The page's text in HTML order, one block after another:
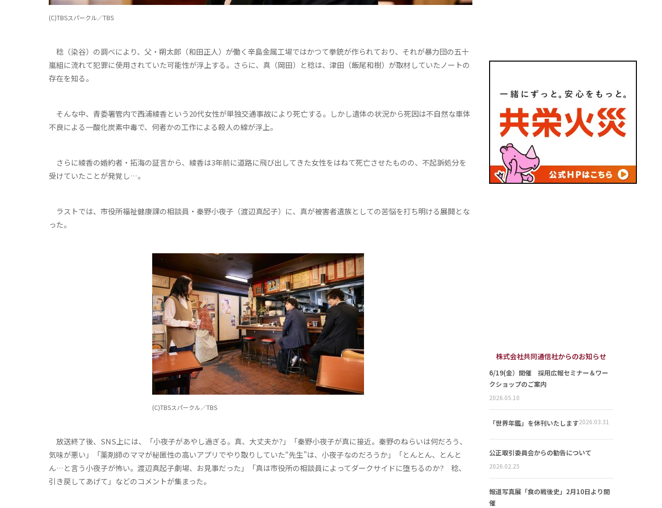
(C)TBSスパークル／TBS
稔（染谷）の調べにより、父・朔太郎（和田正人）が働く辛島金属工場ではかつて拳銃が作られており、それが暴力団の五十
嵐組に流れて犯罪に使用されていた可能性が浮上する。さらに、真（岡田）と稔は、津田（飯尾和樹）が取材していたノートの
存在を知る。
そんな中、青委署管内で西浦綾香という20代女性が単独交通事故により死亡する。しかし遺体の状況から死因は不自然な車体
不良による一酸化炭素中毒で、何者かの工作による殺人の線が浮上。
さらに綾香の婚約者・拓海の証言から、綾香は3年前に道路に飛び出してきた女性をはねて死亡させたものの、不起訴処分を
受けていたことが発覚し…。
ラストでは、市役所福祉健康課の相談員・秦野小夜子（渡辺真起子）に、真が被害者遺族としての苦悩を打ち明ける展開とな
った。
(C)TBSスパークル／TBS
放送終了後、SNS上には、「小夜子があやし過ぎる。真、大丈夫か?」「秦野小夜子が真に接近。秦野のねらいは何だろう、
気味が悪い」「薬剤師のママが秘匿性の高いアプリでやり取りしていた“先生”は、小夜子なのだろうか」「とんとん、とんと
ん…と言う小夜子が怖い。渡辺真起子劇場、お見事だった」「真は市役所の相談員によってダークサイドに堕ちるのか? 稔、
引き戻してあげて」などのコメントが集まった。
株式会社共同通信社からのお知らせ
6/19(金）開催 採用広報セミナー＆ワー
クショップのご案内
2026.05.10
「世界年鑑」を休刊いたします2026.03.31
公正取引委員会からの勧告について
2026.02.25
報道写真展「食の戦後史」2月10日より開
催